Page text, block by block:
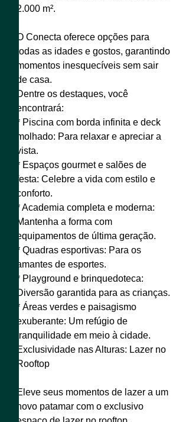
2.000 m².
O Conecta oferece opções para
todas as idades e gostos, garantindo
momentos inesquecíveis sem sair
de casa.
Dentre os destaques, você
encontrará:
* Piscina com borda infinita e deck
molhado: Para relaxar e apreciar a
vista.
* Espaços gourmet e salões de
festa: Celebre a vida com estilo e
conforto.
* Academia completa e moderna:
Mantenha a forma com
equipamentos de última geração.
* Quadras esportivas: Para os
amantes de esportes.
* Playground e brinquedoteca:
Diversão garantida para as crianças.
* Áreas verdes e paisagismo
exuberante: Um refúgio de
tranquilidade em meio à cidade.
Exclusividade nas Alturas: Lazer no
Rooftop
Eleve seus momentos de lazer a um
novo patamar com o exclusivo